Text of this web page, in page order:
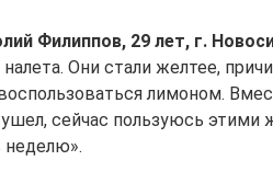
Филиппов, 29 лет, г.
налета. Они стали желтее,
лимоном.
ушел, сейчас пользуюсь
неделю».